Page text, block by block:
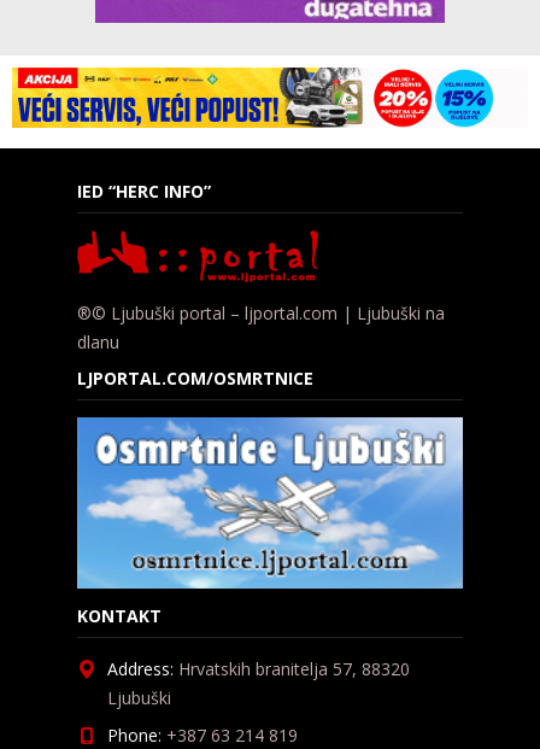
IED “HERC INFO”
®© Ljubuški portal – ljportal.com | Ljubuški na
dlanu
LJPORTAL.COM/OSMRTNICE
KONTAKT
Address: Hrvatskih branitelja 57, 88320
Ljubuški
Phone: +387 63 214 819